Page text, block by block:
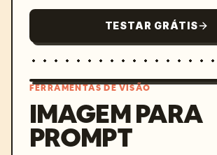
TESTAR GRÁTIS
FERRAMENTAS DE VISÃO
IMAGEM PARA
PROMPT